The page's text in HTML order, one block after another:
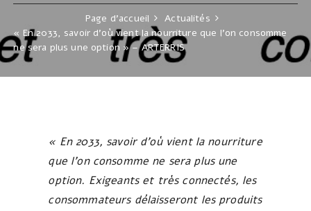
Page d'accueil
Actualités
« En 2033, savoir d’où vient la nourriture que l’on consomme
ne sera plus une option » – ARTERRIS
« En 2033, savoir d’où vient la nourriture
que l’on consomme ne sera plus une
option. Exigeants et très connectés, les
consommateurs délaisseront les produits